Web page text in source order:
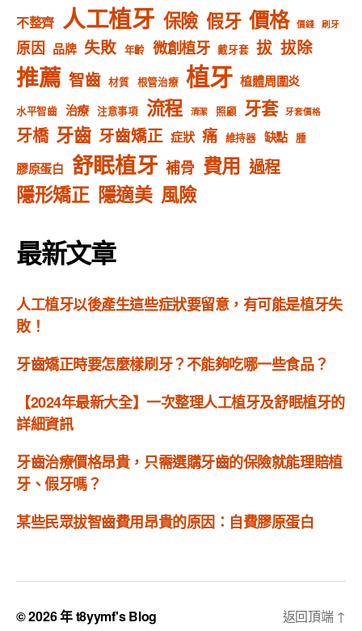
不整齊 人工植牙 保險 假牙 價格 價錢 刷牙
原因 品牌 失敗 年齡 微創植牙 戴牙套 拔 拔除
推薦 智齒 材質 根管治療 植牙 植體周圍炎
水平智齒 治療 注意事項 流程 清潔 照顧 牙套 牙套價格
牙橋 牙齒 牙齒矯正 症狀 痛 維持器 缺點 腫
膠原蛋白 舒眠植牙 補骨 費用 過程
隱形矯正 隱適美 風險
最新文章
人工植牙以後產生這些症狀要留意，有可能是植牙失
敗！
牙齒矯正時要怎麼樣刷牙？不能夠吃哪一些食品？
【2024年最新大全】一次整理人工植牙及舒眠植牙的
詳細資訊
牙齒治療價格昂貴，只需選購牙齒的保險就能理賠植
牙、假牙嗎？
某些民眾拔智齒費用昂貴的原因：自費膠原蛋白
© 2026 年t8yymf's Blog 返回頂端 ↑